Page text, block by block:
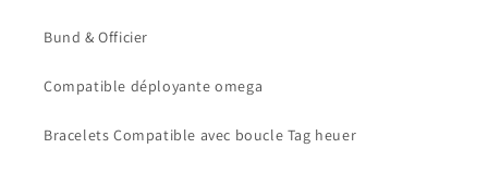
Bund & Officier
Compatible déployante omega
Bracelets Compatible avec boucle Tag heuer